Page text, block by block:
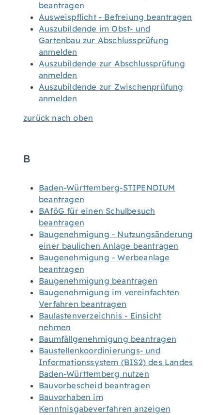
beantragen
Ausweispflicht - Befreiung beantragen
Auszubildende im Obst- und
Gartenbau zur Abschlussprüfung
anmelden
Auszubildende zur Abschlussprüfung
anmelden
Auszubildende zur Zwischenprüfung
anmelden
zurück nach oben
B
Baden-Württemberg-STIPENDIUM
beantragen
BAföG für einen Schulbesuch
beantragen
Baugenehmigung - Nutzungsänderung
einer baulichen Anlage beantragen
Baugenehmigung - Werbeanlage
beantragen
Baugenehmigung beantragen
Baugenehmigung im vereinfachten
Verfahren beantragen
Baulastenverzeichnis - Einsicht
nehmen
Baumfällgenehmigung beantragen
Baustellenkoordinierungs- und
Informationssystem (BIS2) des Landes
Baden-Württemberg nutzen
Bauvorbescheid beantragen
Bauvorhaben im
Kenntnisgabeverfahren anzeigen